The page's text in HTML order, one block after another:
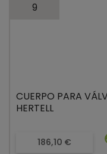
9
CUERPO PARA
HERTELL
Precio
186,10 €